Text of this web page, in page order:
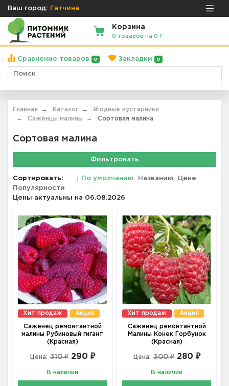
Ваш город: Гатчина
Корзина
0 товаров на 0 ₽
Сравнение товаров 0 Закладки 0
Главная Каталог
Ягодные кустарники
Саженцы малины
Сортовая малина
Сортовая малина
Фильтровать
Сортировать: ↓ По умолчанию Названию
Цене
Популярности
Цены актуальны на 06.08.2026
Хит продаж Акция
Саженец ремонтантной
малины Рубиновый гигант
(Красная)
Цена: 310 ₽ 290 ₽
В наличии
Хит продаж Акция
Саженец ремонтантной
Малины Конек Горбунок
(Красная)
Цена: 300 ₽ 280 ₽
В наличии